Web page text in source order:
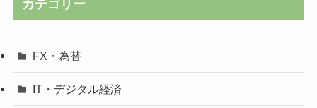
カテゴリー
FX・為替
IT・デジタル経済